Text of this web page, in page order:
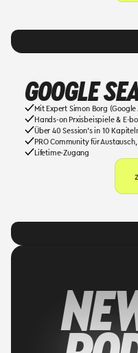
GOOGLE
Mit Expert Simon Borg
Hands-on Prxisbeispiele & E-
Über 40 Session’s in 10
PRO Community für
Lifetime-Zugang